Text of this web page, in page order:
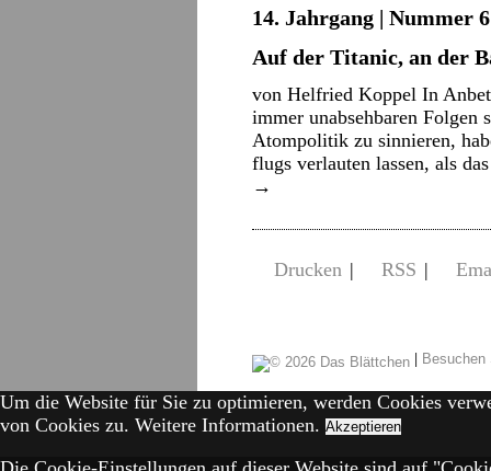
14. Jahrgang | Nummer
Auf der Titanic, an der
von Helfried Koppel In
immer unabsehbaren Folgen
Atompolitik zu sinnieren,
flugs verlauten lassen, als
→
Drucken | RSS |
|
Um die Website für Sie zu optimieren, werden Cookies
von Cookies zu. Weitere Informationen. Akzeptieren